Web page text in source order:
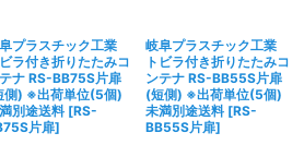
プラスチック工業
ビラ付き折りたたみコ
ナ RS-BB75S片扉
側) ※出荷単位(5個)
別途送料 [RS-
片扉]
岐阜プラスチック工業
トビラ付き折りたたみコ
ンテナ RS-BB55S片扉
(短側) ※出荷単位(5個)
未満別途送料 [RS-
BB55S片扉]